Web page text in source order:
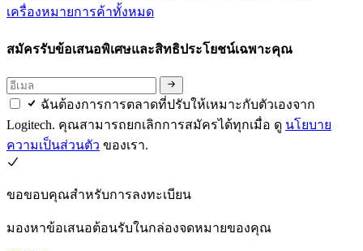
เครื่องหมายการค้าทั้งหมด
สมัครรับข้อเสนอพิเศษและสิทธิประโยชน์เฉพาะคุณ
ฉันต้องการการตลาดที่ปรับให้เหมาะกับตัวเองจาก
Logitech. คุณสามารถยกเลิกการสมัครได้ทุกเมื่อ ดู นโยบาย
ความเป็นส่วนตัว ของเรา.
ขอขอบคุณสำหรับการลงทะเบียน
มองหาข้อเสนอต้อนรับในกล่องจดหมายของคุณ